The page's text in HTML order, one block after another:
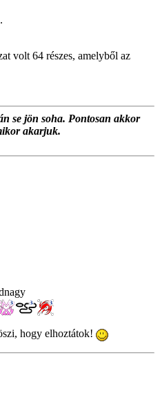
volt 64 részes, amelyből az
se jön soha. Pontosan akkor
akarjuk.
hogy elhoztátok!